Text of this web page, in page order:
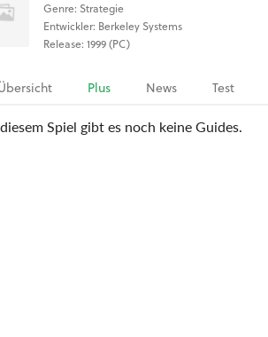
Genre: Strategie
Entwickler: Berkeley Systems
Release: 1999 (PC)
Plus News Test
Spiel gibt es noch keine Guides.